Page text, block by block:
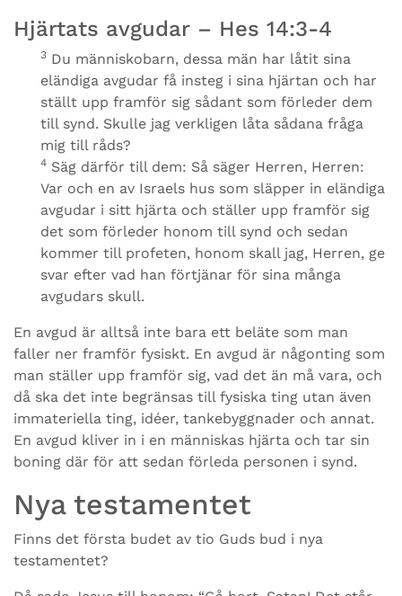
Hjärtats avgudar – Hes 14:3-4
3 Du människobarn, dessa män har låtit sina
eländiga avgudar få insteg i sina hjärtan och har
ställt upp framför sig sådant som förleder dem
till synd. Skulle jag verkligen låta sådana fråga
mig till råds?
4 Säg därför till dem: Så säger Herren, Herren:
Var och en av Israels hus som släpper in eländiga
avgudar i sitt hjärta och ställer upp framför sig
det som förleder honom till synd och sedan
kommer till profeten, honom skall jag, Herren, ge
svar efter vad han förtjänar för sina många
avgudars skull.
En avgud är alltså inte bara ett beläte som man
faller ner framför fysiskt. En avgud är någonting som
man ställer upp framför sig, vad det än må vara, och
då ska det inte begränsas till fysiska ting utan även
immateriella ting, idéer, tankebyggnader och annat.
En avgud kliver in i en människas hjärta och tar sin
boning där för att sedan förleda personen i synd.
Nya testamentet
Finns det första budet av tio Guds bud i nya
testamentet?